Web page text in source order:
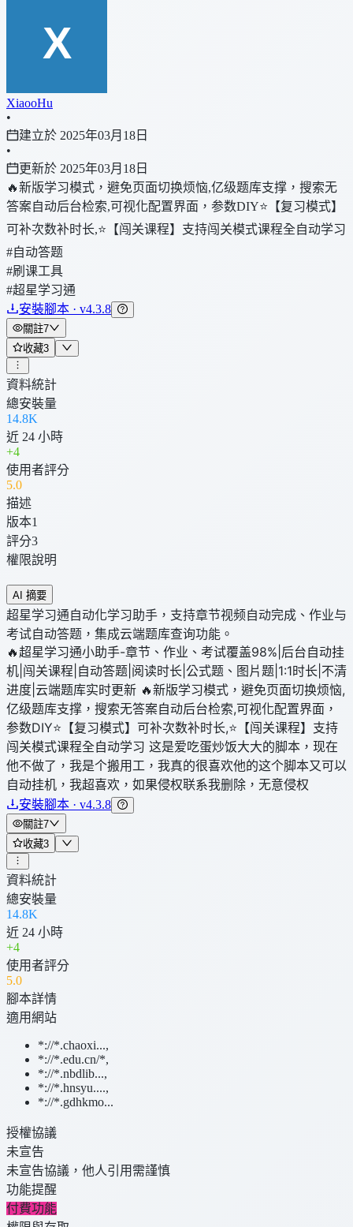
XiaooHu
•
建立於 2025年03月18日
•
更新於 2025年03月18日
🔥新版学习模式，避免页面切换烦恼,亿级题库支撑，搜索无
答案自动后台检索,可视化配置界面，参数DIY⭐️【复习模式】
可补次数补时长,⭐️【闯关课程】支持闯关模式课程全自动学习
#自动答题
#刷课工具
#超星学习通
安裝腳本 · v4.3.8
關註7
收藏3
資料統計
總安裝量
14.8K
近 24 小時
+4
使用者評分
5.0
描述
版本1
評分3
權限說明
AI 摘要
超星学习通自动化学习助手，支持章节视频自动完成、作业与
考试自动答题，集成云端题库查询功能。
🔥超星学习通小助手-章节、作业、考试覆盖98%|后台自动挂
机|闯关课程|自动答题|阅读时长|公式题、图片题|1:1时长|不清
进度|云端题库实时更新 🔥新版学习模式，避免页面切换烦恼,
亿级题库支撑，搜索无答案自动后台检索,可视化配置界面，
参数DIY⭐️【复习模式】可补次数补时长,⭐️【闯关课程】支持
闯关模式课程全自动学习 这是爱吃蛋炒饭大大的脚本，现在
他不做了，我是个搬用工，我真的很喜欢他的这个脚本又可以
自动挂机，我超喜欢，如果侵权联系我删除，无意侵权
安裝腳本 · v4.3.8
關註7
收藏3
資料統計
總安裝量
14.8K
近 24 小時
+4
使用者評分
5.0
腳本詳情
適用網站
*://*.chaoxi...,
*://*.edu.cn/*,
*://*.nbdlib...,
*://*.hnsyu....,
*://*.gdhkmo...
授權協議
未宣告
未宣告協議，他人引用需謹慎
功能提醒
付費功能